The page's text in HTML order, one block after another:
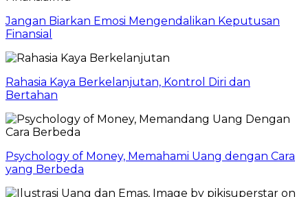
Jangan Biarkan Emosi Mengendalikan Keputusan
Finansial
Rahasia Kaya Berkelanjutan, Kontrol Diri dan
Bertahan
Psychology of Money, Memahami Uang dengan Cara
yang Berbeda